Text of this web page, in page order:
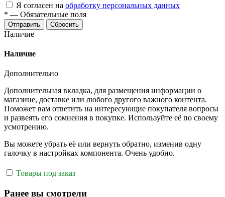
Я согласен на обработку персональных данных
* — Обязательные поля
Отправить Сбросить
Наличие
Наличие
Дополнительно
Дополнительная вкладка, для размещения информации о
магазине, доставке или любого другого важного контента.
Поможет вам ответить на интересующие покупателя вопросы
и развеять его сомнения в покупке. Используйте её по своему
усмотрению.
Вы можете убрать её или вернуть обратно, изменив одну
галочку в настройках компонента. Очень удобно.
Товары под заказ
Ранее вы смотрели